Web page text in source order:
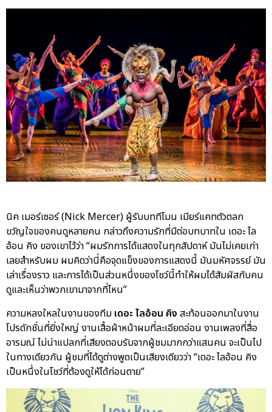
นิค เมอร์เซอร์ (Nick Mercer) ผู้รับบททีโมน เมียร์แคทตัวตลก
ขวัญใจของคนดูหลายคน กล่าวถึงความรักที่มีต่อบทบาทใน เดอะ ไล
อ้อน คิง ของเขาไว้ว่า “ผมรักการได้แสดงในทุกสัปดาห์ มันไม่เคยเก่า
เลยสำหรับผม ผมคิดว่านี่คือจุดแข็งของการแสดงนี้ มันมหัศจรรย์ มัน
เล่าเรื่องราว และการได้เป็นส่วนหนึ่งของโชว์นี้ทำให้ผมได้สัมผัสกับคน
ดูและเห็นว่าพวกเขามาจากที่ไหน”
ความหลงใหลในงานของทีม เดอะ ไลอ้อน คิง สะท้อนออกมาในงาน
โปรดักชั่นที่ยิ่งใหญ่ งานเสื้อผ้าหน้าผมที่ละเอียดอ่อน งานเพลงที่สื่อ
อารมณ์ ไม่น่าแปลกที่เสียงตอบรับจากผู้ชมมากกว่าแสนคน จะเป็นไป
ในทางเดียวกัน ผู้ชมที่ได้ดูต่างพูดเป็นเสียงเดียวว่า “เดอะ ไลอ้อน คิง
เป็นหนึ่งในโชว์ที่ต้องดูให้ได้ก่อนตาย”